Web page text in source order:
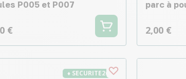
P005 et P007
€
parc à
2,00 €
♦ SECURITE26